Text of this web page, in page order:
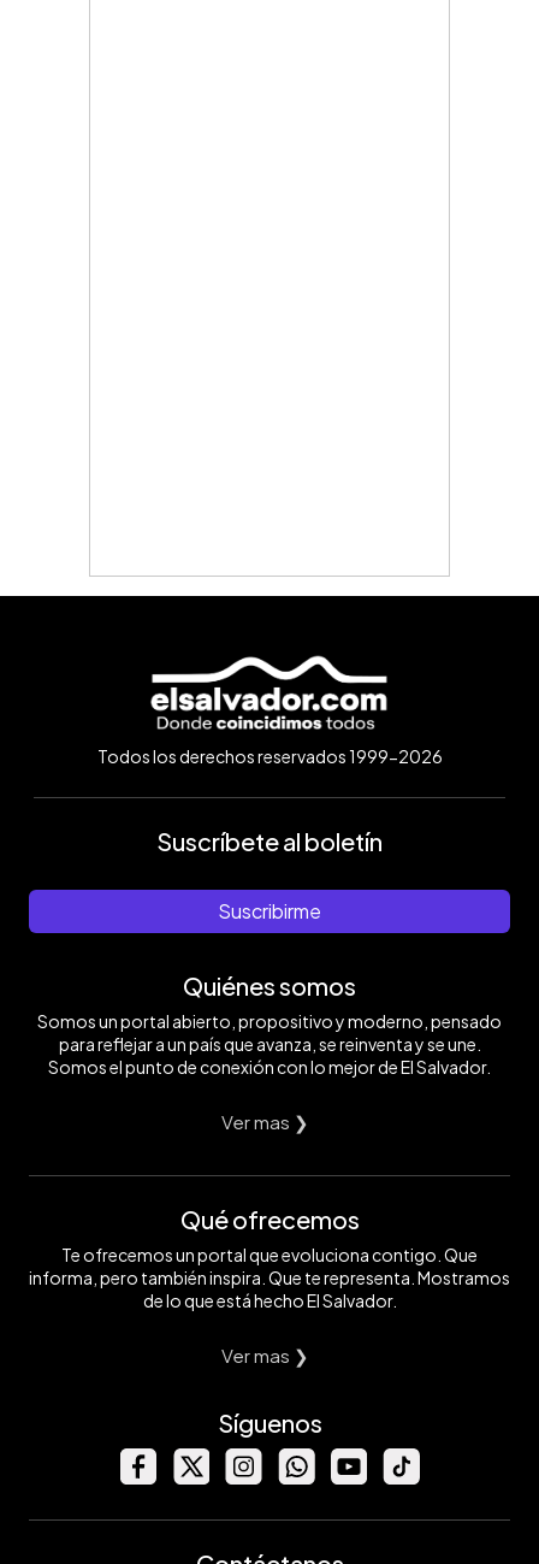
Todos los derechos reservados 1999-2026
Suscríbete al boletín
Suscribirme
Quiénes somos
Somos un portal abierto, propositivo y moderno, pensado
para reflejar a un país que avanza, se reinventa y se une.
Somos el punto de conexión con lo mejor de El Salvador.
Ver mas ❯
Qué ofrecemos
Te ofrecemos un portal que evoluciona contigo. Que
informa, pero también inspira. Que te representa. Mostramos
de lo que está hecho El Salvador.
Ver mas ❯
Síguenos